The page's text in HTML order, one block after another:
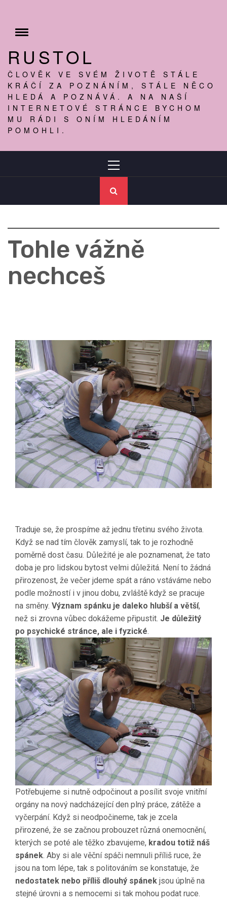
content
Toggle
RUSTOL
ČLOVĚK VE SVÉM ŽIVOTĚ STÁLE
KRÁČÍ ZA POZNÁNÍM, STÁLE NĚCO
HLEDÁ A POZNÁVÁ. A NA NAŠÍ
INTERNETOVÉ STRÁNCE BYCHOM
MU RÁDI S ONÍM HLEDÁNÍM
POMOHLI.
Tohle vážně
nechceš
Traduje se, že prospíme až jednu třetinu svého života.
Když se nad tím člověk zamyslí, tak to je rozhodně
poměrně dost času. Důležité je ale poznamenat, že tato
doba je pro lidskou bytost velmi důležitá. Není to žádná
přirozenost, že večer jdeme spát a ráno vstáváme nebo
podle možností i v jinou dobu, zvláště když se pracuje
na směny. Význam spánku je daleko hlubší a větší,
než si zrovna vůbec dokážeme připustit. Je důležitý
po psychické stránce, ale i fyzické.
Potřebujeme si nutně odpočinout a posílit svoje vnitřní
orgány na nový nadcházející den plný práce, zátěže a
vyčerpání. Když si neodpočineme, tak je zcela
přirozené, že se začnou probouzet různá onemocnění,
kterých se poté ale těžko zbavujeme, kradou totiž náš
spánek. Aby si ale věční spáči nemnuli příliš ruce, že
jsou na tom lépe, tak s politováním se konstatuje, že
nedostatek nebo příliš dlouhý spánek jsou úplně na
stejné úrovni a s nemocemi si tak mohou podat ruce.